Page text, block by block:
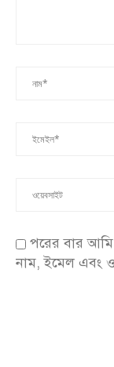
পরের বার আমি
নাম, ইমেল এবং